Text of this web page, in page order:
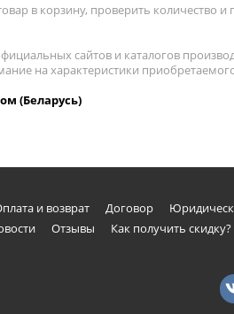
в корзину, проверить количество и
сайтов и каталогов
на характеристики
(Беларусь)
и возврат Договор
Отзывы Как получить скидку?